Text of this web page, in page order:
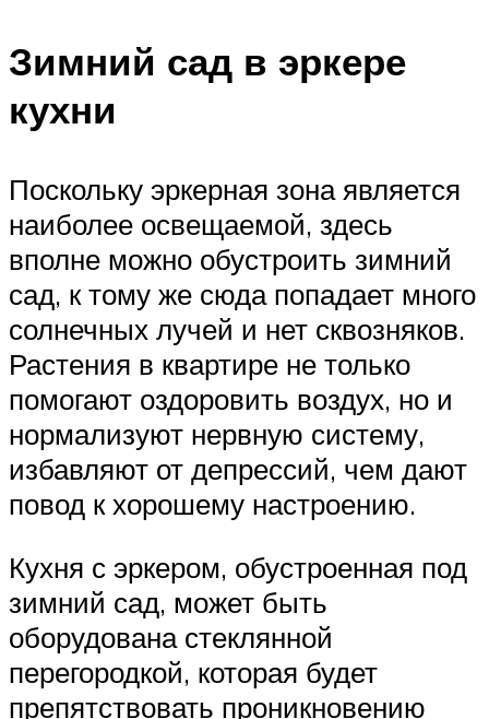
Зимний сад в эркере
кухни
Поскольку эркерная зона является
наиболее освещаемой, здесь
вполне можно обустроить зимний
сад, к тому же сюда попадает много
солнечных лучей и нет сквозняков.
Растения в квартире не только
помогают оздоровить воздух, но и
нормализуют нервную систему,
избавляют от депрессий, чем дают
повод к хорошему настроению.
Кухня с эркером, обустроенная под
зимний сад, может быть
оборудована стеклянной
перегородкой, которая будет
препятствовать проникновению